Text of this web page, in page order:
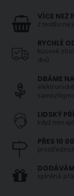
VÍCE NEŽ
z textilu na
RYCHLÉ
kusové
dnů
DBÁME
LIDSKÝ
když
PŘES 10
splněná